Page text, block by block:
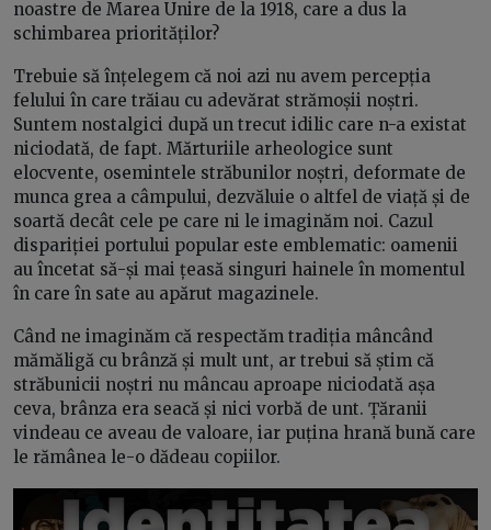
noastre de Marea Unire de la 1918, care a dus la
schimbarea priorităților?
Trebuie să înțelegem că noi azi nu avem percepția
felului în care trăiau cu adevărat strămoșii noștri.
Suntem nostalgici după un trecut idilic care n-a existat
niciodată, de fapt. Mărturiile arheologice sunt
elocvente, osemintele străbunilor noștri, deformate de
munca grea a câmpului, dezvăluie o altfel de viață și de
soartă decât cele pe care ni le imaginăm noi. Cazul
dispariției portului popular este emblematic: oamenii
au încetat să-și mai țeasă singuri hainele în momentul
în care în sate au apărut magazinele.
Când ne imaginăm că respectăm tradiția mâncând
mămăligă cu brânză și mult unt, ar trebui să știm că
străbunicii noștri nu mâncau aproape niciodată așa
ceva, brânza era seacă și nici vorbă de unt. Țăranii
vindeau ce aveau de valoare, iar puțina hrană bună care
le rămânea le-o dădeau copiilor.